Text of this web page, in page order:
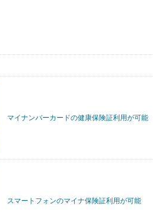
マイナンバーカードの健康保険証利用が可能
スマートフォンのマイナ保険証利用が可能